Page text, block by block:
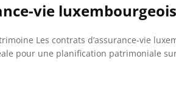
vie luxembourgeois
Les contrats d’assurance-vie
pour une planification patrimoniale